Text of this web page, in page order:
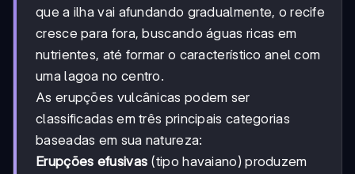
que a ilha vai afundando gradualmente, o recife
cresce para fora, buscando águas ricas em
nutrientes, até formar o característico anel com
uma lagoa no centro.
As erupções vulcânicas podem ser
classificadas em três principais categorias
baseadas em sua natureza:
Erupções efusivas (tipo havaiano) produzem